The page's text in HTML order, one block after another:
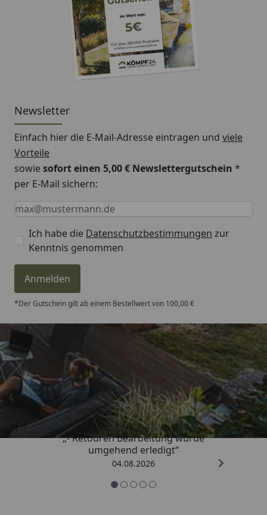
Newsletter
Einfach hier die E-Mail-Adresse eintragen und viele
Vorteile
sowiesofort einen 5,00 € Newslettergutschein *
per E-Mail sichern:
Keine Eingabe erforderlich
Eingabe erforderlich
E-Mail *
Ich habe die Datenschutzbestimmungen zur
Kenntnis genommen
Anmelden
*Der Gutschein gilt ab einem Bestellwert von 100,00 €
Trusted Shops
4,81/ 5
„- Retouren Bearbeitung wurde
umgehend erledigt“
04.08.2026